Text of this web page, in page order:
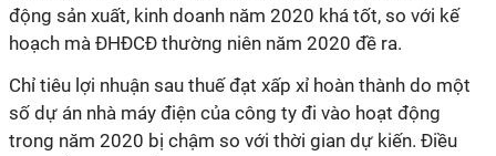
động sản xuất, kinh doanh năm 2020 khá tốt, so với kế
hoạch mà ĐHĐCĐ thường niên năm 2020 đề ra.
Chỉ tiêu lợi nhuận sau thuế đạt xấp xỉ hoàn thành do một
số dự án nhà máy điện của công ty đi vào hoạt động
trong năm 2020 bị chậm so với thời gian dự kiến. Điều